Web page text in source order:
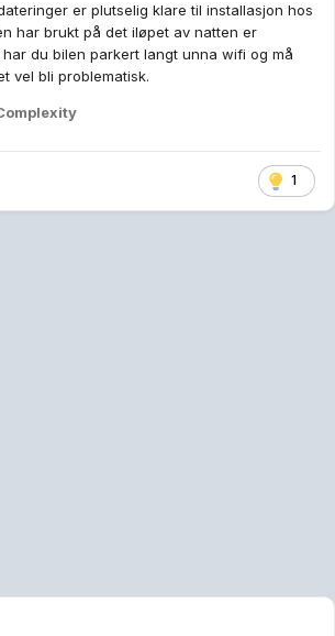
er plutselig klare til installasjon hos
har brukt på det iløpet av natten er
du bilen parkert langt unna wifi og må
vel bli problematisk.
1